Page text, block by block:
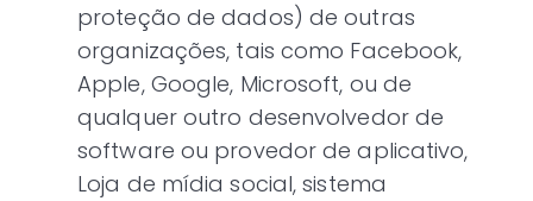
proteção de dados) de outras
organizações, tais como Facebook,
Apple, Google, Microsoft, ou de
qualquer outro desenvolvedor de
software ou provedor de aplicativo,
Loja de mídia social, sistema